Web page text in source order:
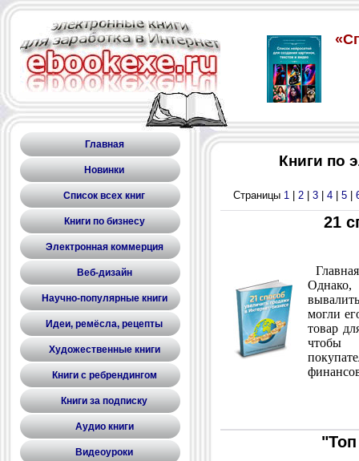
Главная
Новинки
Список всех книг
Книги по бизнесу
Электронная коммерция
Веб-дизайн
Научно-популярные книги
Идеи, ремёсла, рецепты
Художественные книги
Книги с ребрендингом
Книги за подписку
Аудио книги
Видеоуроки
Книги по
Страницы 1 | 2 | 3 | 4 | 5 |
21
Однако,
могли
товар
чтобы